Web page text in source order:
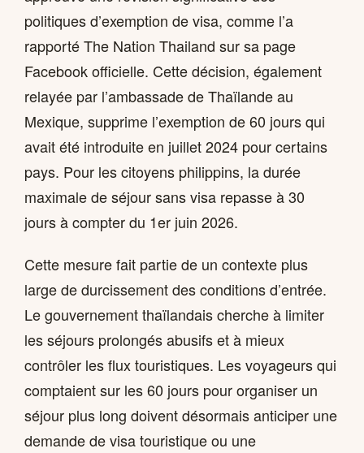
politiques d’exemption de visa, comme l’a
rapporté The Nation Thailand sur sa page
Facebook officielle. Cette décision, également
relayée par l’ambassade de Thaïlande au
Mexique, supprime l’exemption de 60 jours qui
avait été introduite en juillet 2024 pour certains
pays. Pour les citoyens philippins, la durée
maximale de séjour sans visa repasse à 30
jours à compter du 1er juin 2026.
Cette mesure fait partie de un contexte plus
large de durcissement des conditions d’entrée.
Le gouvernement thaïlandais cherche à limiter
les séjours prolongés abusifs et à mieux
contrôler les flux touristiques. Les voyageurs qui
comptaient sur les 60 jours pour organiser un
séjour plus long doivent désormais anticiper une
demande de visa touristique ou une